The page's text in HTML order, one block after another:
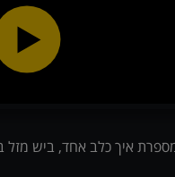
איך כלב אחד, ביש מזל